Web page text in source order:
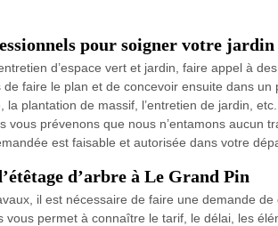
pour soigner votre jardin
d’espace vert et jardin, faire appel à
faire le plan et de concevoir ensuite dans un
la plantation de massif, l’entretien de jardin,
vous prévenons que nous n’entamons aucun
est faisable et autorisée dans votre
d’arbre à Le Grand Pin
il est nécessaire de faire une demande
vous permet à connaître le tarif, le délai, les